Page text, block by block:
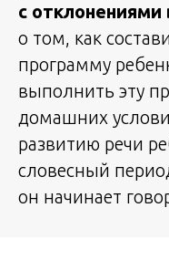
с отклонениями
о том, как
программу
выполнить эту
домашних
развитию речи
словесный
он начинает